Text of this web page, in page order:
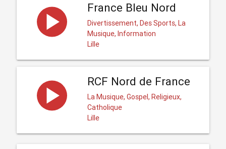
France Bleu Nord
Divertissement, Des Sports, La
Musique, Information
Lille
RCF Nord de France
La Musique, Gospel, Religieux,
Catholique
Lille